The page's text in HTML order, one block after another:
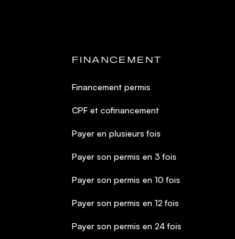
FINANCEMENT
Financement permis
CPF et cofinancement
Payer en plusieurs fois
Payer son permis en 3 fois
Payer son permis en 10 fois
Payer son permis en 12 fois
Payer son permis en 24 fois